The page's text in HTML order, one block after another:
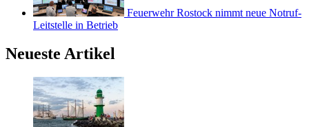
Feuerwehr Rostock nimmt neue Notruf-
Leitstelle in Betrieb
Neueste Artikel